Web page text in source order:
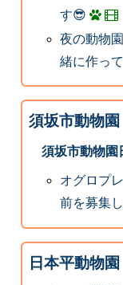
す😎
夜の動物
緒に作っ
須坂市動物園
須坂市動物園
オグロプ
前を募集
日本平動物園